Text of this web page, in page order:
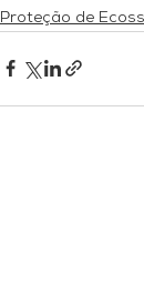
Proteção de